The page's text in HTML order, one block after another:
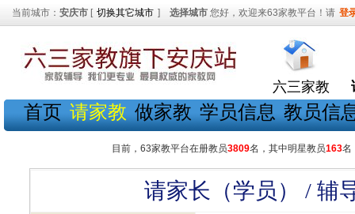
当前城市： 安庆市 [ 切换其它城市 ] 选择城市 您好，欢迎来63家教平台！请 登
六三家教
首页 请家教 做家教 学员信息 教员信
目前，63家教平台在册教员3809名，其中明星教员163名
请家长（学员） / 辅